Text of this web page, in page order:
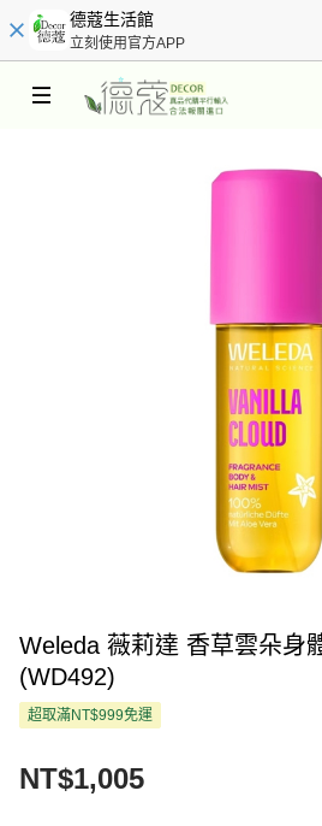
德蔻生活館
立刻使用官方APP
Weleda 薇莉達 香草雲朵身
(WD492)
超取滿NT$999免運
NT$1,005